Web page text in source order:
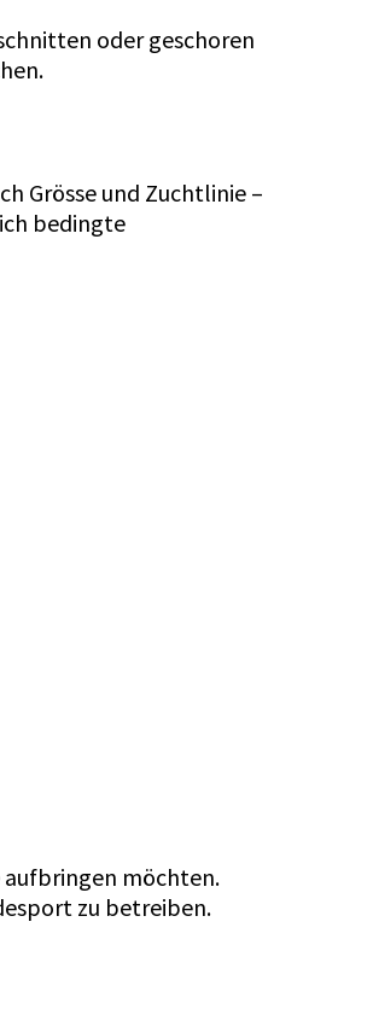
oder geschoren
Grösse und Zuchtlinie –
bedingte
aufbringen möchten.
zu betreiben.